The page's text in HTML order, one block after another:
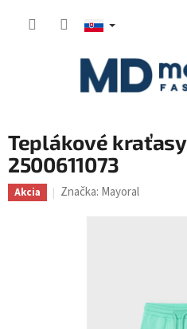
Teplákové
2500611073
Akcia Značka: Mayoral